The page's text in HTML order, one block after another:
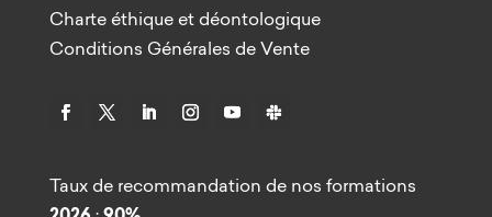
Charte éthique et déontologique
Conditions Générales de Vente
Taux de recommandation de nos formations